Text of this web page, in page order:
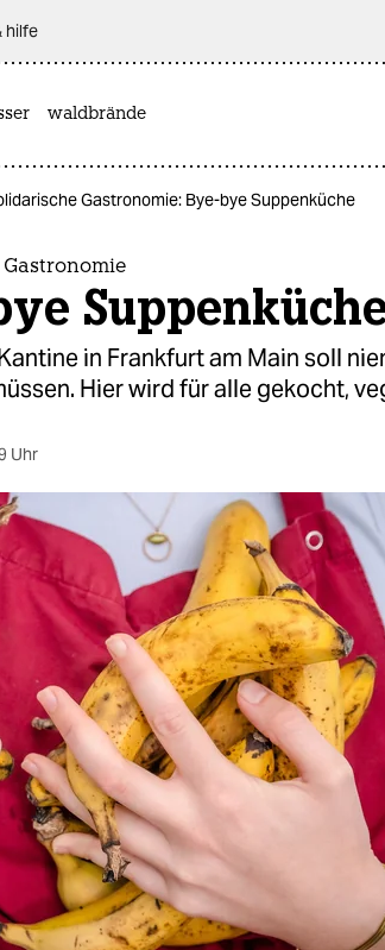
hilfe
waldbrände
Gastronomie: Bye-bye Suppenküche
in Frankfurt am Main soll
Hier wird für alle gekocht,
Uhr